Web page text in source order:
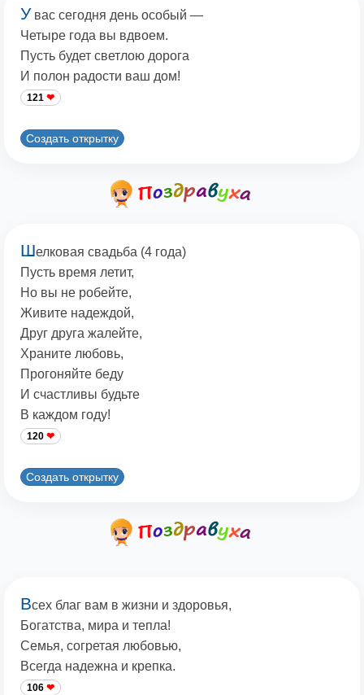
У вас сегодня день особый —
Четыре года вы вдвоем.
Пусть будет светлою дорога
И полон радости ваш дом!
121
Создать открытку
Шелковая свадьба (4 года)
Пусть время летит,
Но вы не робейте,
Живите надеждой,
Друг друга жалейте,
Храните любовь,
Прогоняйте беду
И счастливы будьте
В каждом году!
120
Создать открытку
Всех благ вам в жизни и здоровья,
Богатства, мира и тепла!
Семья, согретая любовью,
Всегда надежна и крепка.
106